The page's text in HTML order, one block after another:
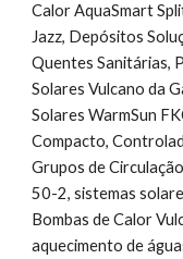
Calor AquaSmart
Jazz, Depósitos
Quentes Sanitárias,
Solares Vulcano da
Solares WarmSun
Compacto,
Grupos de
50-2, sistemas
Bombas de Calor
aquecimento de